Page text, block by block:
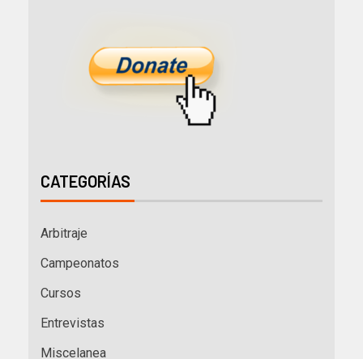
CATEGORÍAS
Arbitraje
Campeonatos
Cursos
Entrevistas
Miscelanea